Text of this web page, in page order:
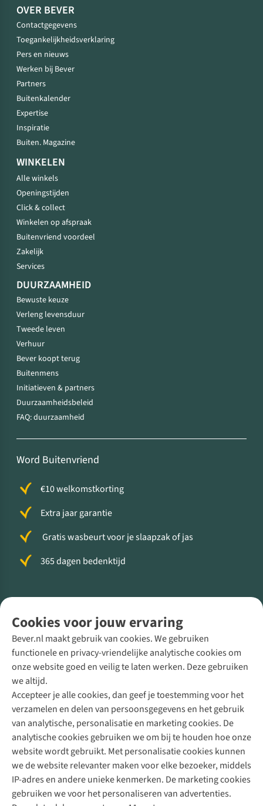
Cookies voor jouw ervaring
Bever.nl maakt gebruik van cookies. We gebruiken
functionele en privacy-vriendelijke analytische cookies om
onze website goed en veilig te laten werken. Deze gebruiken
we altijd.
Accepteer je alle cookies, dan geef je toestemming voor het
verzamelen en delen van persoonsgegevens en het gebruik
van analytische, personalisatie en marketing cookies. De
analytische cookies gebruiken we om bij te houden hoe onze
website wordt gebruikt. Met personalisatie cookies kunnen
we de website relevanter maken voor elke bezoeker, middels
IP-adres en andere unieke kenmerken. De marketing cookies
gebruiken we voor het personaliseren van advertenties.
OVER BEVER
Contactgegevens
Toegankelijkheidsverklaring
Pers en nieuws
Werken bij Bever
Partners
Buitenkalender
Expertise
Inspiratie
Buiten. Magazine
WINKELEN
Alle winkels
Openingstijden
Click & collect
Winkelen op afspraak
Buitenvriend voordeel
Zakelijk
Services
DUURZAAMHEID
Bewuste keuze
Verleng levensduur
Tweede leven
Verhuur
Bever koopt terug
Buitenmens
Initiatieven & partners
Duurzaamheidsbeleid
FAQ: duurzaamheid
Word Buitenvriend
€10 welkomstkorting
Extra jaar garantie
Gratis wasbeurt voor je slaapzak of jas
365 dagen bedenktijd
Direct advies van een Buitenexpert
+31 (0)85 888 50 88
+31 6 12 28 49 80
Contactformulier